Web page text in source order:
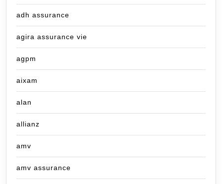
adh assurance
agira assurance vie
agpm
aixam
alan
allianz
amv
amv assurance